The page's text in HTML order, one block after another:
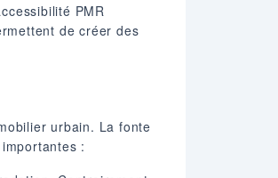
PMR
de créer des
urbain. La fonte
: